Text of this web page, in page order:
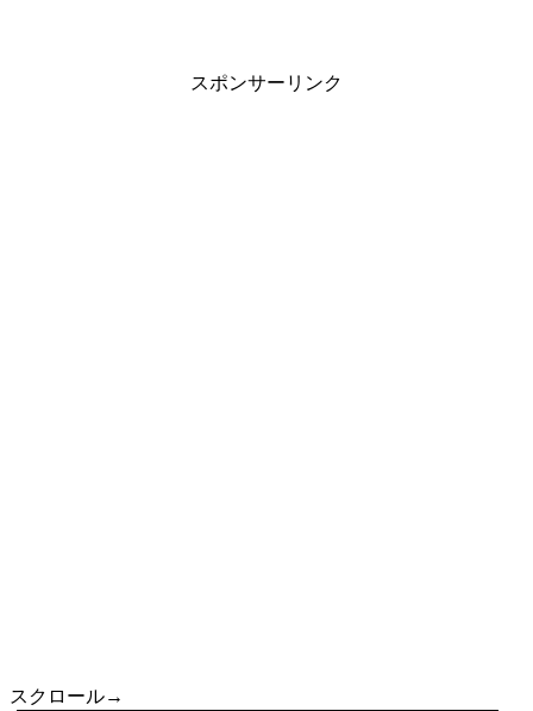
スポンサーリンク
スクロール→